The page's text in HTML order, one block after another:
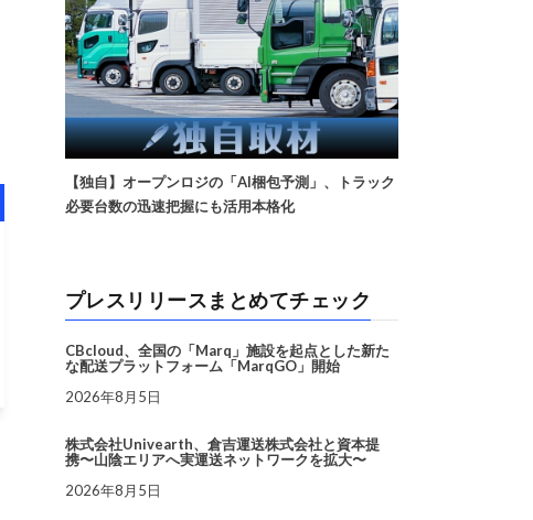
【独自】オープンロジの「AI梱包予測」、トラック
必要台数の迅速把握にも活用本格化
プレスリリースまとめてチェック
CBcloud、全国の「Marq」施設を起点とした新た
な配送プラットフォーム「MarqGO」開始
2026年8月5日
株式会社Univearth、倉吉運送株式会社と資本提
携〜山陰エリアへ実運送ネットワークを拡大〜
2026年8月5日